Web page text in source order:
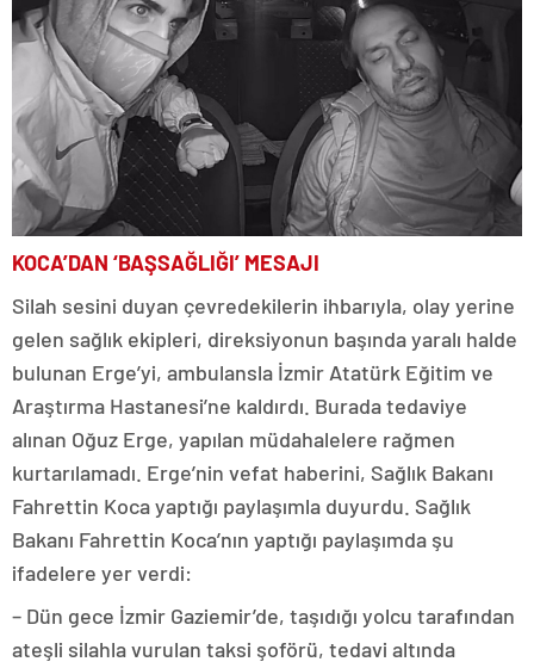
KOCA’DAN ‘BAŞSAĞLIĞI’ MESAJI
Silah sesini duyan çevredekilerin ihbarıyla, olay yerine
gelen sağlık ekipleri, direksiyonun başında yaralı halde
bulunan Erge’yi, ambulansla İzmir Atatürk Eğitim ve
Araştırma Hastanesi’ne kaldırdı. Burada tedaviye
alınan Oğuz Erge, yapılan müdahalelere rağmen
kurtarılamadı. Erge’nin vefat haberini, Sağlık Bakanı
Fahrettin Koca yaptığı paylaşımla duyurdu. Sağlık
Bakanı Fahrettin Koca’nın yaptığı paylaşımda şu
ifadelere yer verdi:
– Dün gece İzmir Gaziemir’de, taşıdığı yolcu tarafından
ateşli silahla vurulan taksi şoförü, tedavi altında